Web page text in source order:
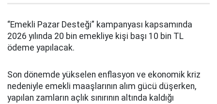
“Emekli Pazar Desteği” kampanyası kapsamında
2026 yılında 20 bin emekliye kişi başı 10 bin TL
ödeme yapılacak.
Son dönemde yükselen enflasyon ve ekonomik kriz
nedeniyle emekli maaşlarının alım gücü düşerken,
yapılan zamların açlık sınırının altında kaldığı